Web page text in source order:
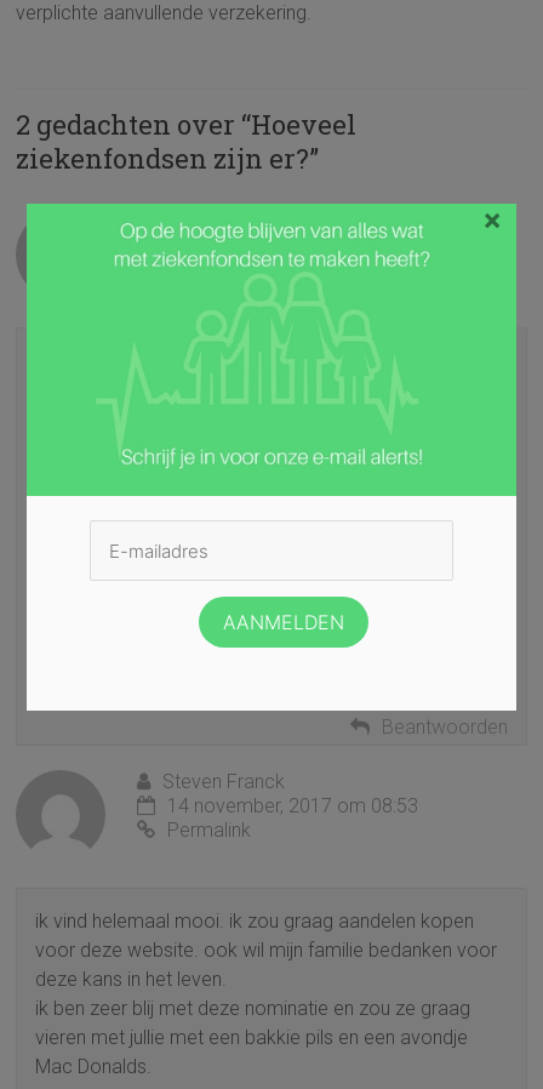
verplichte aanvullende verzekering.
2 gedachten over “Hoeveel
ziekenfondsen zijn er?”
Ann
18 september, 2015 om 16:09
Permalink
Waarom is het HZIV niet mee opgenomen in de
vergelijkingen? Dit ziekenfonds is GRATIS voor
iedereen. Ook zij betalen de wettelijke kosten terug,
betalen een ziekte-uitkering, net zoals alle andere
ziekenfondsen. Zou v zeker niet mogen ontbreken op
ofwel te jong ofwel te oud zijn om van de betalende
ziekenfondsen hun “extra” voordelen (bvb
vakantiekampen,…)te genieten zijn bij het HZIV het
goedkoopste af. Spijtig en dit maakt in mijn ogen de
Beantwoorden
Steven Franck
14 november, 2017 om 08:53
Permalink
ik vind helemaal mooi. ik zou graag aandelen kopen
voor deze website. ook wil mijn familie bedanken voor
deze kans in het leven.
ik ben zeer blij met deze nominatie en zou ze graag
vieren met jullie met een bakkie pils en een avondje
Mac Donalds.
×